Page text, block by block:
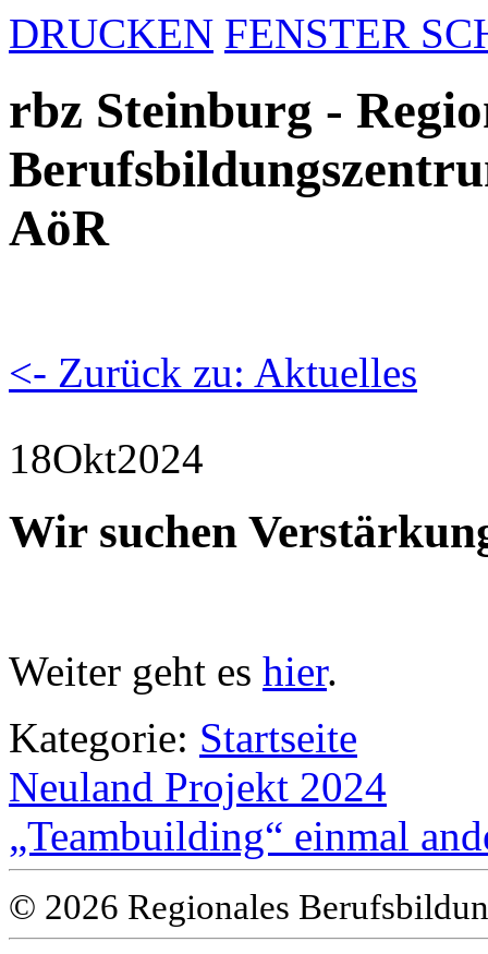
DRUCKEN FENSTER
rbz Steinburg -
AöR
<- Zurück zu: Aktuelles
18Okt2024
Wir suchen
Weiter geht es hier.
Kategorie: Startseite
Neuland Projekt 2024
„Teambuilding“ einmal
© 2026 Regionales